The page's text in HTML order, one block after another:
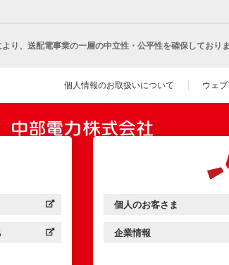
り、 送配電事業の一層の中立性・公平性を確保しておりま
個人情報のお取扱いについて ウェ
ド：
開きます）
ド：
開きます）
中部電力ミライズ：
個人のお客さま
（新しいウィンドウを開き
中部電力ミライズ：
企業情報
（新しいウィンドウを開き